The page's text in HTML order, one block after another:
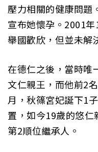
壓力相關的健康問題
宣布她懷孕。2001
舉國歡欣，但並未解
在德仁之後，當時唯
文仁親王，而他前2
月，秋篠宮妃誕下1
置，如今19歲的悠
第2順位繼承人。